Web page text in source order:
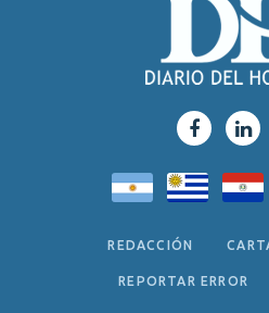
REDACCIÓN
REPORTAR ERROR